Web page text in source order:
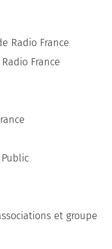
Radio France
France
et groupe